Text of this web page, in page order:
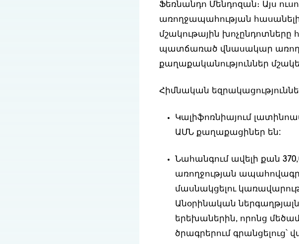
Ֆեռնանդո Մենդոզան։ Այս
առողջապահության
մշակութային
պատճառած վնասակար
քաղաքականություններ
Հիմնական
Կալիֆոռնիայում
ԱՄՆ քաղաքացիներ են:
Նահանգում ավելի քան
առողջության
մասնակցելու
Անօրինական
երեխաներին, որոնց
ծրագրերում գրանցելուց՝